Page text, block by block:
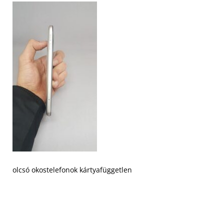
olcsó okostelefonok kártyafüggetlen